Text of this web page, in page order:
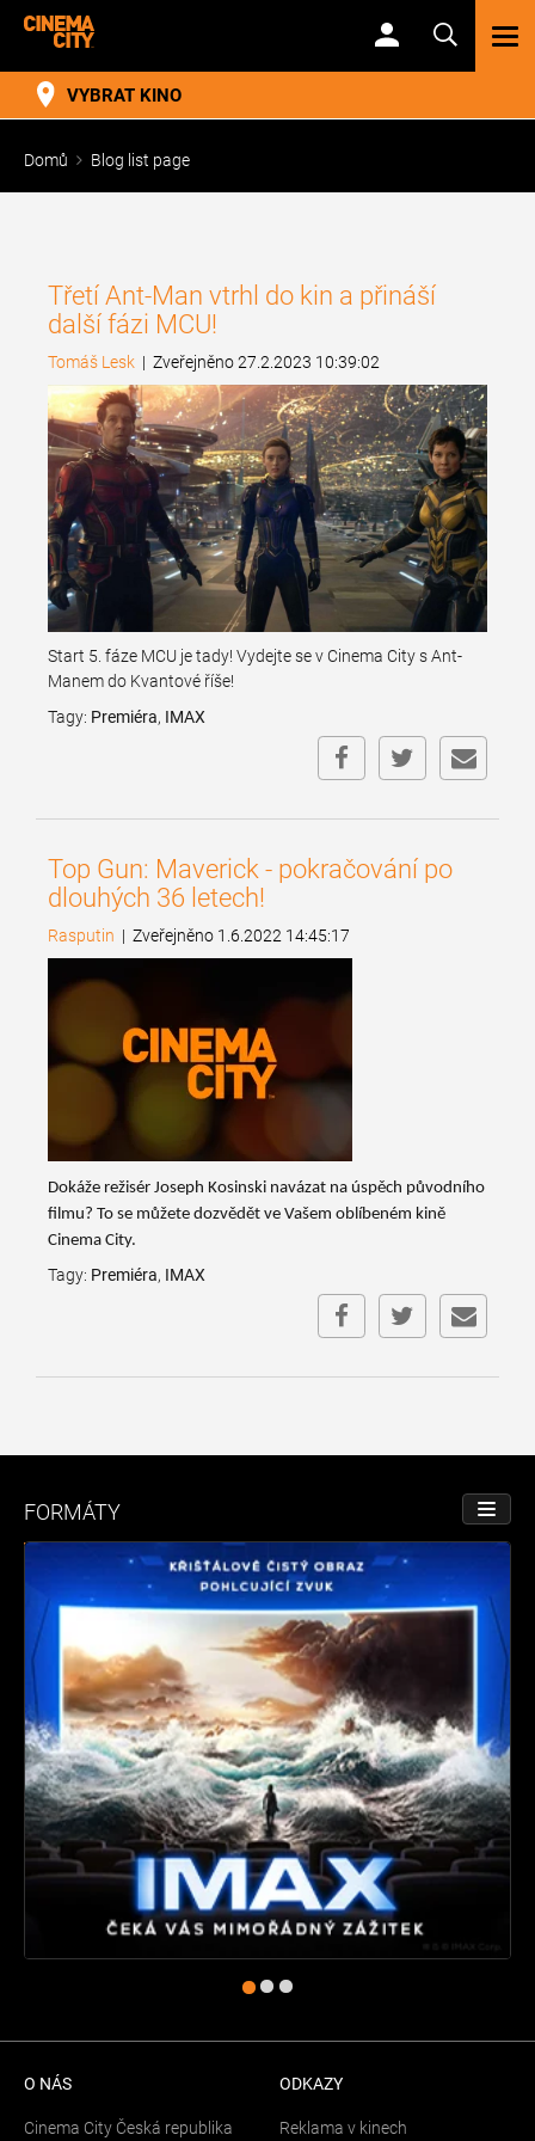
VYBRAT KINO
Domů Blog list page
Třetí Ant-Man vtrhl do kin a přináší
další fázi MCU!
Tomáš Lesk | Zveřejněno 27.2.2023 10:39:02
Start 5. fáze MCU je tady! Vydejte se v Cinema City s Ant-
Manem do Kvantové říše!
Tagy: Premiéra, IMAX
Top Gun: Maverick - pokračování po
dlouhých 36 letech!
Rasputin | Zveřejněno 1.6.2022 14:45:17
Dokáže režisér Joseph Kosinski navázat na úspěch původního
filmu? To se můžete dozvědět ve Vašem oblíbeném kině
Cinema City.
Tagy: Premiéra, IMAX
FORMÁTY
O NÁS
Cinema City Česká republika
ODKAZY
Reklama v kinech